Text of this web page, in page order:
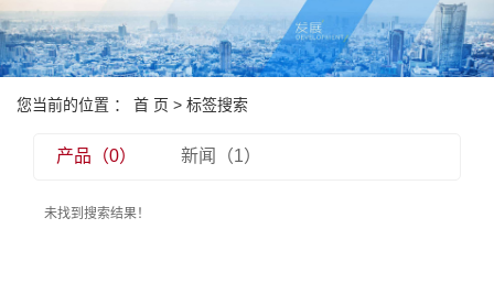
您当前的位置 ： 首 页 > 标签搜索
产品（0） 新闻（1）
未找到搜索结果！